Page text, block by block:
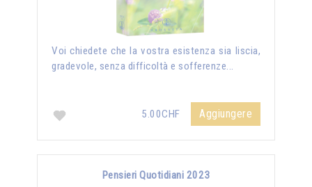
Voi chiedete che la vostra esistenza sia liscia,
gradevole, senza difficoltà e sofferenze...
5.00CHF Aggiungere
Pensieri Quotidiani 2023